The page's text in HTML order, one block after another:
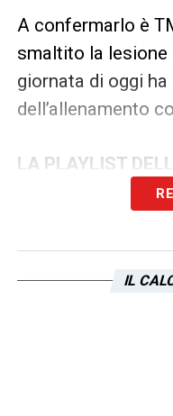
A confermarlo è
smaltito la lesione
giornata di oggi
dell’allenamento
LA PLAYLIST
IL